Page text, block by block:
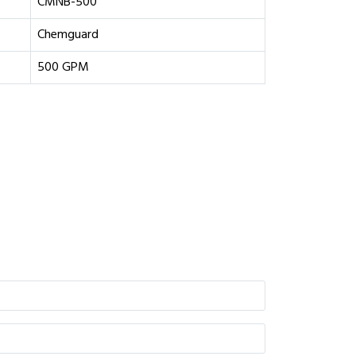
Chemguard
500 GPM